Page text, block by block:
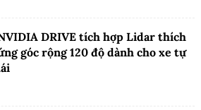
DRIVE tích hợp Lidar thích
góc rộng 120 độ dành cho xe tự